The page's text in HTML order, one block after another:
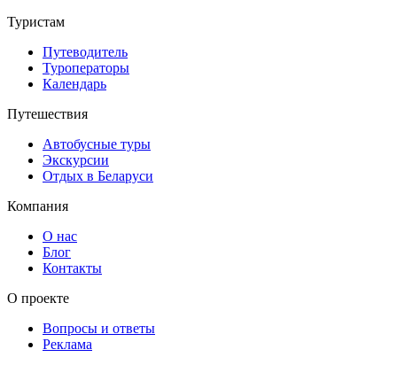
Туристам
Путеводитель
Туроператоры
Календарь
Путешествия
Автобусные туры
Экскурсии
Отдых в Беларуси
Компания
О нас
Блог
Контакты
О проекте
Вопросы и ответы
Реклама